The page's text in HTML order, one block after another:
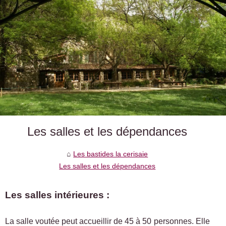
Les salles et les dépendances
Les bastides la cerisaie
Les salles et les dépendances
Les salles intérieures :
La salle voutée peut accueillir de 45 à 50 personnes. Elle